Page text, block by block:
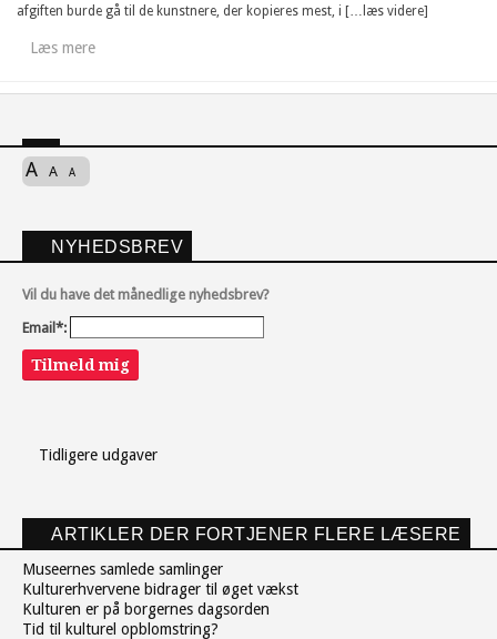
afgiften burde gå til de kunstnere, der kopieres mest, i […læs videre]
Læs mere
A A A
NYHEDSBREV
Vil du have det månedlige nyhedsbrev?
Email*:
Tilmeld mig
Tidligere udgaver
ARTIKLER DER FORTJENER FLERE LÆSERE
Museernes samlede samlinger
Kulturerhvervene bidrager til øget vækst
Kulturen er på borgernes dagsorden
Tid til kulturel opblomstring?